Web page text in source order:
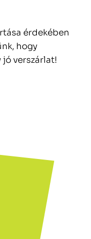
érdekében
hogy
jó verszárlat!